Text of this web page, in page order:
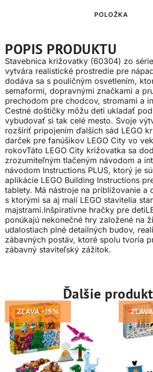
POLOŽKA
POPIS PRODUKTU
Stavebnica križovatky (60304) zo
vytvára realistické prostredie pre
dodáva sa s pouličným osvetlením,
semaformi, dopravnými značkami a
prechodom pre chodcov, stromami a
Cestné doštičky môžu deti ukladať
vybudovať si tak celé mesto. Svoje
rozšíriť pripojením ďalších sád LEGO
darček pre fanúšikov LEGO City vo
rokovTáto LEGO City križovatka sa
zrozumiteľným tlačeným návodom a
návodom Instructions PLUS, ktorý je
aplikácie LEGO Building Instructions
tablety. Má nástroje na približovanie a
s ktorými sa aj malí LEGO stavitelia
majstrami.Inšpiratívne hračky pre
ponúkajú nekonečné hry založené na
udalostiach plné detailných budov,
zábavných postáv, ktoré spolu tvoria
zábavný staviteľský zážitok.
Ďalšie
ZĽAVA -15%